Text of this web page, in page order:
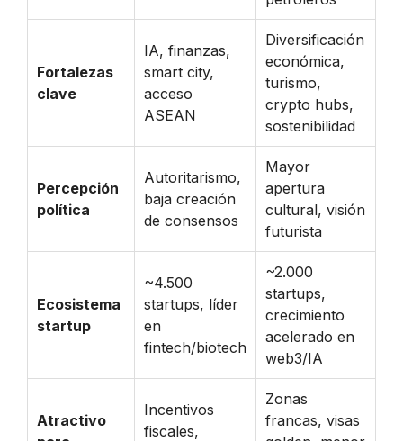
Fortalezas
clave
IA, finanzas,
smart city,
acceso
ASEAN
Diversificación
económica,
turismo,
crypto hubs,
sostenibilidad
Percepción
política
Autoritarismo,
baja creación
de consensos
Mayor
apertura
cultural, visión
futurista
Ecosistema
startup
~4.500
startups, líder
en
fintech/biotech
~2.000
startups,
crecimiento
acelerado en
web3/IA
Atractivo
Incentivos
fiscales,
Zonas
francas, visas